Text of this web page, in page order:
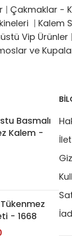
| Çakmaklar -
| Kalem
Vip Ürünler |
ve
Basmalı
Kalem -
- 1668